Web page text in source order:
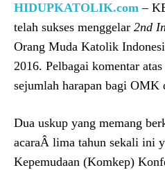
HIDUPKATOLIK.com –
telah sukses menggelar 2nd
Orang Muda Katolik
2016. Pelbagai komentar
sejumlah harapan bagi OMK
Dua uskup yang memang
acaraÂ lima tahun sekali ini
Kepemudaan (Komkep)